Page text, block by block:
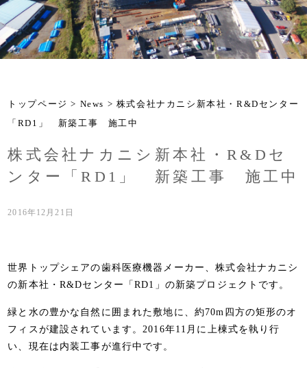
トップページ > News > 株式会社ナカニシ新本社・R&Dセンター
「RD1」 新築工事 施工中
株式会社ナカニシ新本社・R&Dセ
ンター「RD1」 新築工事 施工中
2016年12月21日
世界トップシェアの歯科医療機器メーカー、株式会社ナカニシ
の新本社・R&Dセンター「RD1」の新築プロジェクトです。
緑と水の豊かな自然に囲まれた敷地に、約70m四方の矩形のオ
フィスが建設されています。2016年11月に上棟式を執り行
い、現在は内装工事が進行中です。